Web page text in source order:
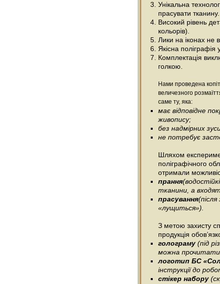
Унікальна
прасувати тканину.
Високий рівень
кольорів).
Лики на іконах не
Якісна
Комплектація
голкою.
Нами проведена
величезного
саме ту, яка:
має відповідне
живопису;
без надмірних
не потребує
Шляхом
поліграфічного
отримали
прання
тканини, а
прасування
«лущиться»).
З метою захисту
продукція
голограму(під
можна
логотип БС
інструкції до
стікер набору